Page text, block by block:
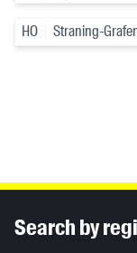
HO Straning-
Search by